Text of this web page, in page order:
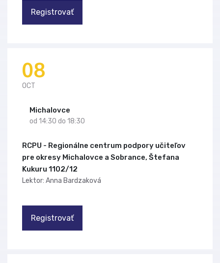
Registrovať
08
OCT
Michalovce
od 14:30 do 18:30
RCPU - Regionálne centrum podpory učiteľov
pre okresy Michalovce a Sobrance, Štefana
Kukuru 1102/12
Lektor: Anna Bardzaková
Registrovať